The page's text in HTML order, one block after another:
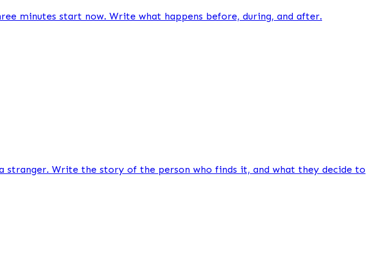
minutes start now. Write what happens before, during, and after.
Write the story of the person who finds it, and what they decide to